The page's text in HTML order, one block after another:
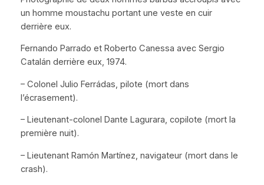
un homme moustachu portant une veste en cuir
derrière eux.
Fernando Parrado et Roberto Canessa avec Sergio
Catalán derrière eux, 1974.
– Colonel Julio Ferrádas, pilote (mort dans
l’écrasement).
– Lieutenant-colonel Dante Lagurara, copilote (mort la
première nuit).
– Lieutenant Ramón Martínez, navigateur (mort dans le
crash).